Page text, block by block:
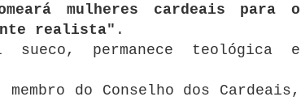
mulheres cardeais para o
realista" .
permanece teológica e
do Conselho dos Cardeais,